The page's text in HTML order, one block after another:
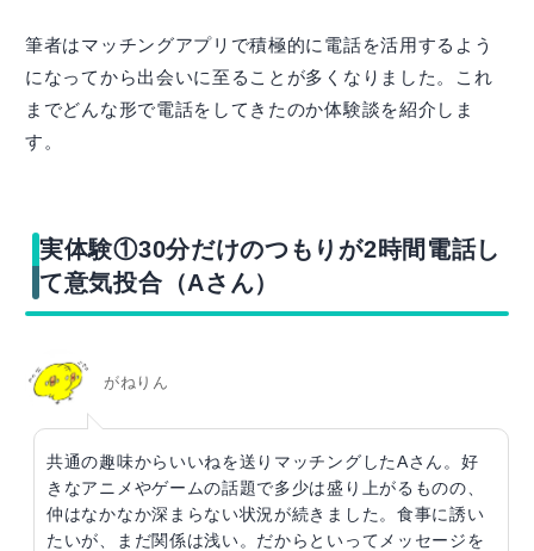
筆者はマッチングアプリで積極的に電話を活用するよう
になってから出会いに至ることが多くなりました。これ
までどんな形で電話をしてきたのか体験談を紹介しま
す。
実体験①30分だけのつもりが2時間電話し
て意気投合（Aさん）
がねりん
共通の趣味からいいねを送りマッチングしたAさん。好
きなアニメやゲームの話題で多少は盛り上がるものの、
仲はなかなか深まらない状況が続きました。食事に誘い
たいが、まだ関係は浅い。だからといってメッセージを